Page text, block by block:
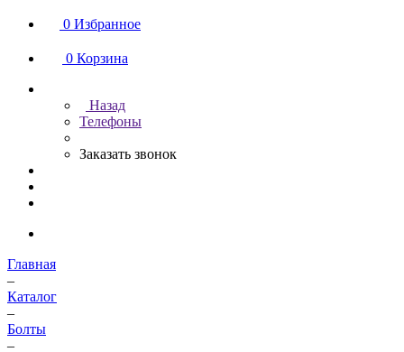
0 Избранное
0 Корзина
Назад
Телефоны
Заказать звонок
Главная
–
Каталог
–
Болты
–